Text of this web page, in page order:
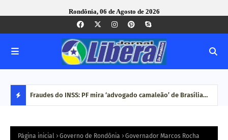
Rondônia, 06 de Agosto de 2026
ao Fraudes do INSS: PF mira ‘advogado camaleão’ de Brasília
Página inicial Governo de Rondônia
Governador Marcos Rocha